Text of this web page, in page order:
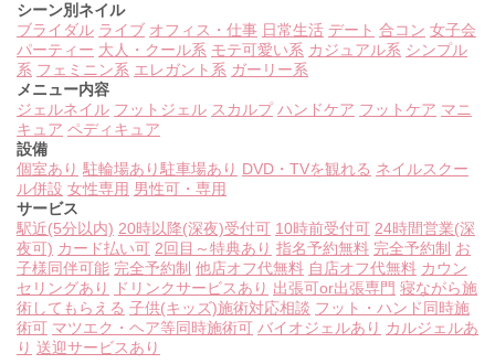
シーン別ネイル
ブライダル ライブ オフィス・仕事 日常生活 デート 合コン 女子会
パーティー 大人・クール系 モテ可愛い系 カジュアル系 シンプル
系 フェミニン系 エレガント系 ガーリー系
メニュー内容
ジェルネイル フットジェル スカルプ ハンドケア フットケア マニ
キュア ペディキュア
設備
個室あり 駐輪場あり駐車場あり DVD・TVを観れる ネイルスクー
ル併設 女性専用 男性可・専用
サービス
駅近(5分以内) 20時以降(深夜)受付可 10時前受付可 24時間営業(深
夜可) カード払い可 2回目～特典あり 指名予約無料 完全予約制 お
子様同伴可能 完全予約制 他店オフ代無料 自店オフ代無料 カウン
セリングあり
ドリンクサービスあり 出張可or出張専門 寝ながら施
術してもらえる 子供(キッズ)施術対応相談 フット・ハンド同時施
術可 マツエク・ヘア等同時施術可 バイオジェルあり カルジェルあ
り 送迎サービスあり